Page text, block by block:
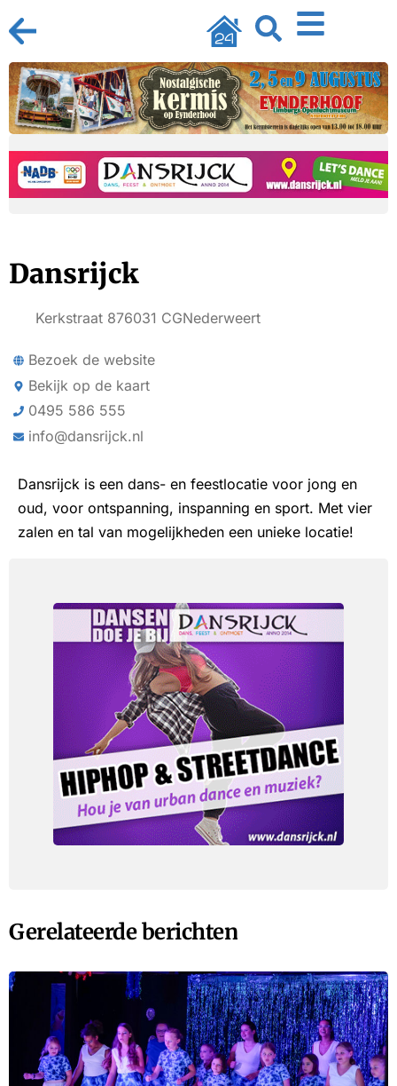
Dansrijck
Kerkstraat 876031 CGNederweert
Bezoek de website
Bekijk op de kaart
0495 586 555
info@dansrijck.nl
Dansrijck is een dans- en feestlocatie voor jong en
oud, voor ontspanning, inspanning en sport. Met vier
zalen en tal van mogelijkheden een unieke locatie!
Gerelateerde berichten